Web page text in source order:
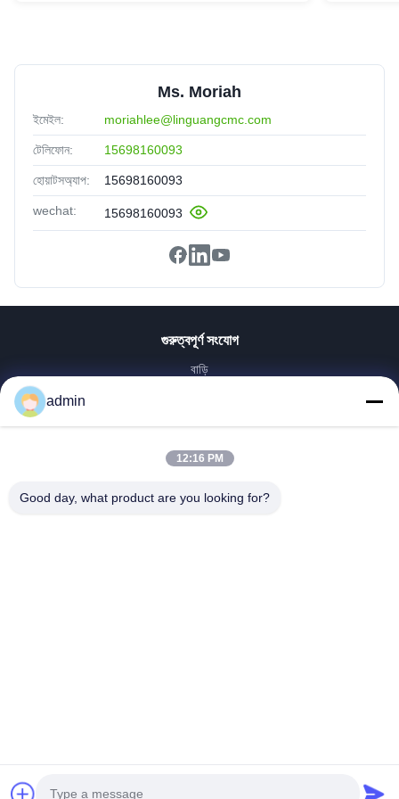
Ms. Moriah
ইমেইল: moriahlee@linguangcmc.com
টেলিফোন: 15698160093
হোয়াটসঅ্যাপ: 15698160093
wechat: 15698160093
গুরুত্বপূর্ণ সংযোগ
বাড়ি
কারখানা ভ্রমণ
মান নিয়ন্ত্রণ
admin
12:16 PM
Good day, what product are you looking for?